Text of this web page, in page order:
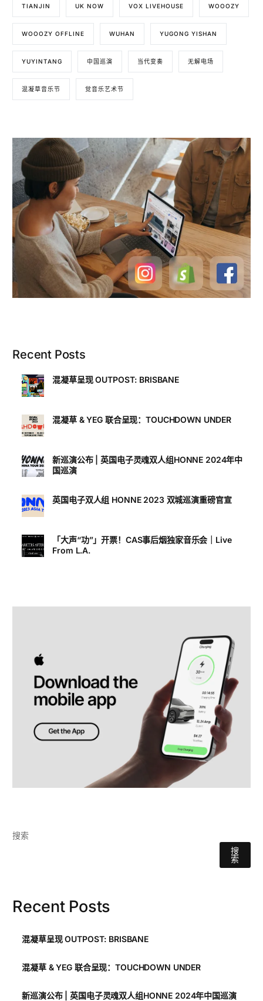
TIANJIN UK NOW VOX LIVEHOUSE WOOOZY
WOOOZY OFFLINE WUHAN YUGONG YISHAN
YUYINTANG 中国巡演 当代变奏 无解电场
混凝草音乐节 觉音乐艺术节
Recent Posts
混凝草呈现 OUTPOST: BRISBANE
混凝草 & YEG 联合呈现：TOUCHDOWN UNDER
新巡演公布 | 英国电子灵魂双人组HONNE 2024年中
国巡演
英国电子双人组 HONNE 2023 双城巡演重磅官宣
「大声“功”」开票！CAS事后烟独家音乐会｜Live
From L.A.
搜索
搜
索
Recent Posts
混凝草呈现 OUTPOST: BRISBANE
混凝草 & YEG 联合呈现：TOUCHDOWN UNDER
新巡演公布 | 英国电子灵魂双人组HONNE 2024年中国巡演